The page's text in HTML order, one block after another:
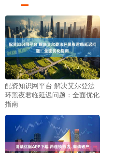
配资知识网平台 解决艾尔登法
环黑夜君临延迟问题：全面优化
指南